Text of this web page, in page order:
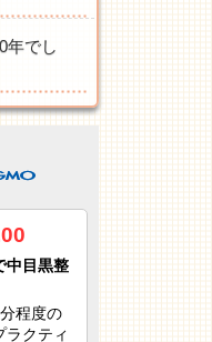
年でし